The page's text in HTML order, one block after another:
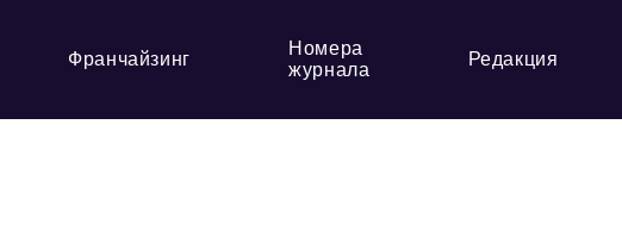
Франчайзинг
Номера
журнала
Редакция